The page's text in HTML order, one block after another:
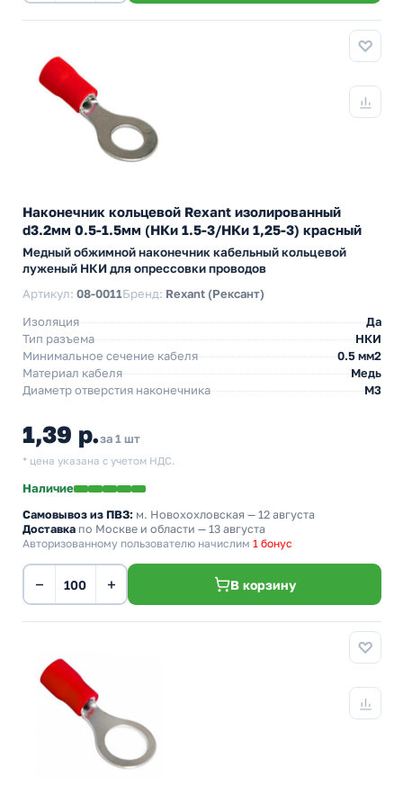
Наконечник кольцевой Rexant изолированный
d3.2мм 0.5-1.5мм (НКи 1.5-3/НКи 1,25-3) красный
Медный обжимной наконечник кабельный кольцевой
луженый НКИ для опрессовки проводов
Артикул: 08-0011Бренд: Rexant (Рексант)
Изоляция
Да
Тип разъема
НКИ
Минимальное сечение кабеля
0.5 мм2
Материал кабеля
Медь
Диаметр отверстия наконечника
М3
1,39 р.за 1 шт
* цена указана с учетом НДС.
Наличие
Самовывоз из ПВЗ: м. Новохохловская — 12 августа
Доставка по Москве и области — 13 августа
Авторизованному пользователю начислим 1 бонус
− + В корзину